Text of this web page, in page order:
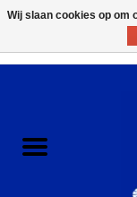
ACCESSOIRES/
Wij slaan cookies op om